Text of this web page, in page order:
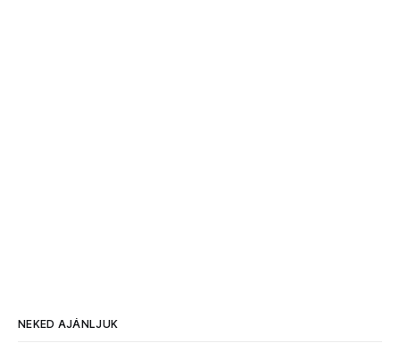
NEKED AJÁNLJUK